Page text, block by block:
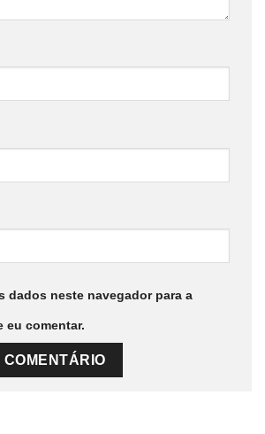
dados neste navegador para a
eu comentar.